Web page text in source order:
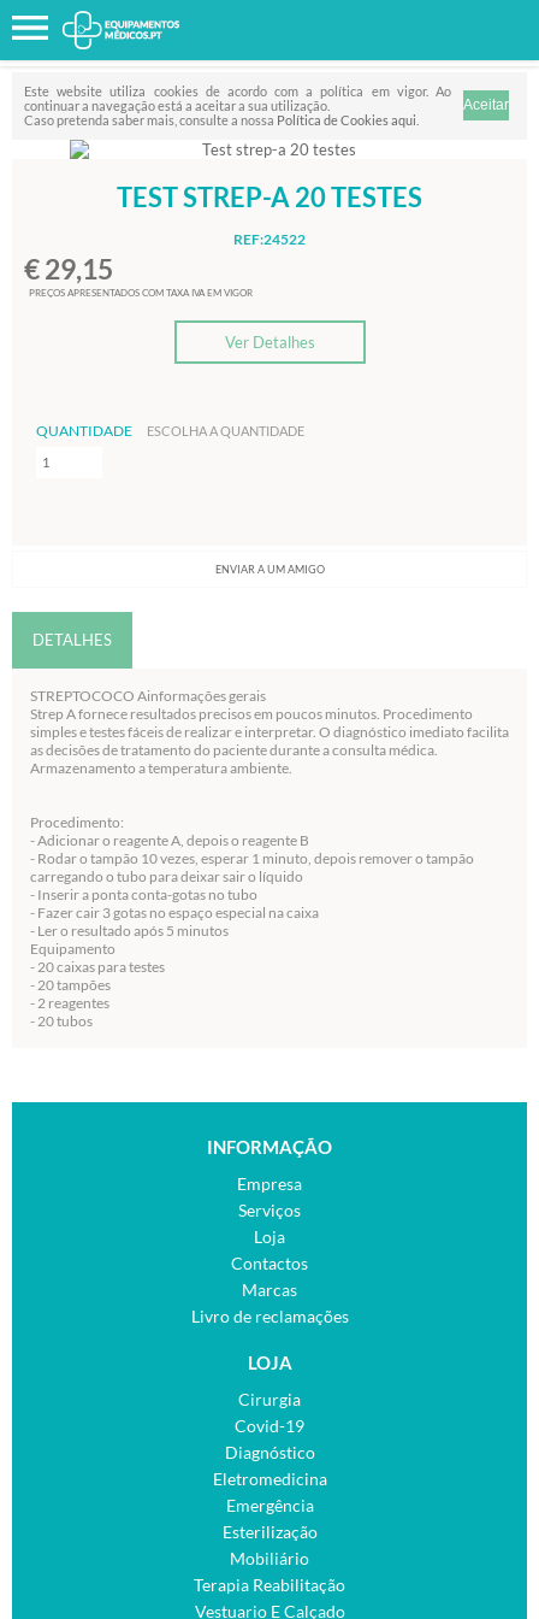
Este website utiliza cookies de acordo com a política em vigor. Ao
continuar a navegação está a aceitar a sua utilização.
Caso pretenda saber mais, consulte a nossa Política de Cookies aqui
TEST STREP-A 20 TESTES
REF:24522
€ 29,15
PREÇOS APRESENTADOS COM TAXA IVA EM VIGOR
Ver Detalhes
QUANTIDADE ESCOLHA A QUANTIDADE
ENVIAR A UM AMIGO
DETALHES
STREPTOCOCO Ainformações gerais
Strep A fornece resultados precisos em poucos minutos. Procedimento
simples e testes fáceis de realizar e interpretar. O diagnóstico imediato facilita
as decisões de tratamento do paciente durante a consulta médica.
Armazenamento a temperatura ambiente.
Procedimento:
- Adicionar o reagente A, depois o reagente B
- Rodar o tampão 10 vezes, esperar 1 minuto, depois remover o tampão
carregando o tubo para deixar sair o líquido
- Inserir a ponta conta-gotas no tubo
- Fazer cair 3 gotas no espaço especial na caixa
- Ler o resultado após 5 minutos
Equipamento
- 20 caixas para testes
- 20 tampões
- 2 reagentes
- 20 tubos
INFORMAÇÃO
Empresa
Serviços
Loja
Contactos
Marcas
Livro de reclamações
LOJA
Cirurgia
Covid-19
Diagnóstico
Eletromedicina
Emergência
Esterilização
Mobiliário
Terapia Reabilitação
Vestuario E Calçado